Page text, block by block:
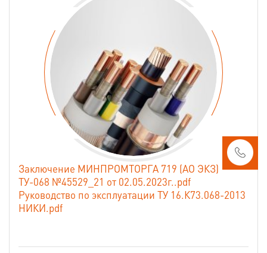
Заключение МИНПРОМТОРГА 719 (АО ЭКЗ)
ТУ-068 №45529_21 от 02.05.2023г..pdf
Руководство по эксплуатации ТУ 16.К73.068-2013
НИКИ.pdf